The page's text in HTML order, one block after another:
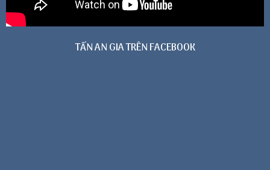
TẤN AN GIA TRÊN FACEBOOK